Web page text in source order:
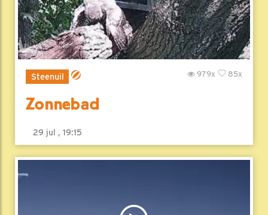
Steenuil 85x
979x
Zonnebad
29 jul , 19:15